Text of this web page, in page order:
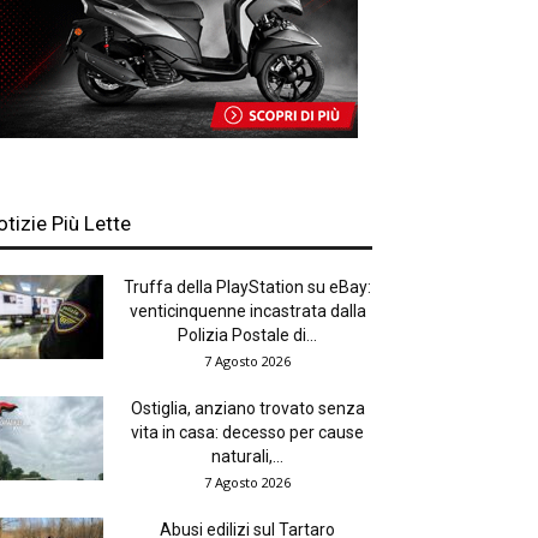
Più Lette
Truffa della PlayStation su eBay:
venticinquenne incastrata dalla
Polizia Postale di...
7 Agosto 2026
Ostiglia, anziano trovato senza
vita in casa: decesso per cause
naturali,...
7 Agosto 2026
Abusi edilizi sul Tartaro